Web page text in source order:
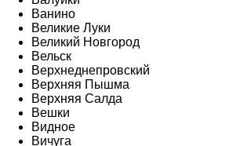
Ванино
Великие Луки
Великий Новгород
Вельск
Верхнеднепровский
Верхняя Пышма
Верхняя Салда
Вешки
Видное
Вичуга